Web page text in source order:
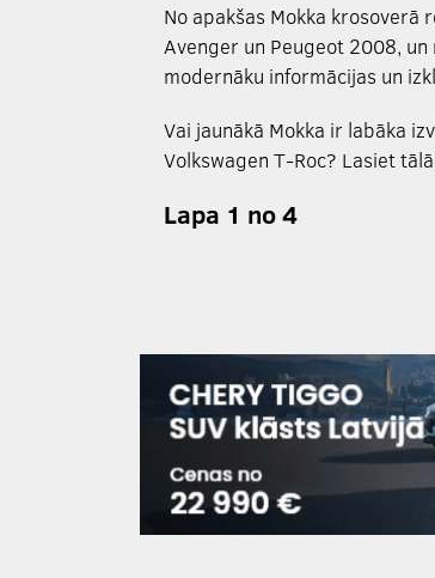
No apakšas Mokka
Avenger un Peugeot 2008,
modernāku informācijas un
Vai jaunākā Mokka ir labāka
Volkswagen T-Roc? Lasiet
Lapa 1 no 4